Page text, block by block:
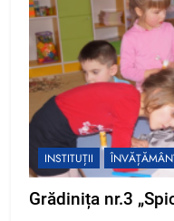
INSTITUȚII
Grădinița nr.3